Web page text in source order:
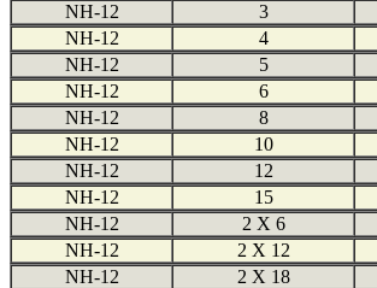
NH-12
3
NH-12
4
NH-12
5
NH-12
6
NH-12
8
NH-12
10
NH-12
12
NH-12
15
NH-12
2 X 6
NH-12
2 X 12
NH-12
2 X 18